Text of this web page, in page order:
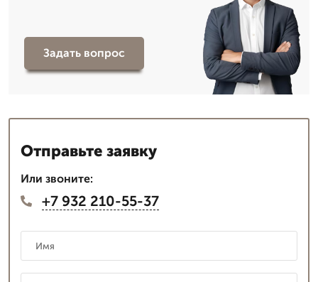
Задать вопрос
Отправьте заявку
Или звоните:
+7 932 210-55-37